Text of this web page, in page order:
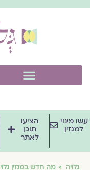
מינוי
למגזין
הציעו
תוכן
לאתר
גלויה מה חדש במגזין גלויה